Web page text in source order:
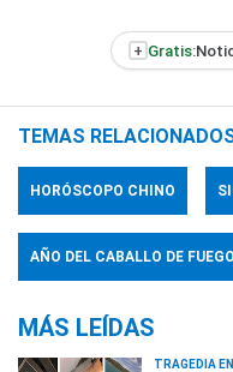
+ Gratis:
TEMAS
HORÓSCOPO CHINO
AÑO DEL CABALLO DE
MÁS LEÍDAS
TRAGEDIA